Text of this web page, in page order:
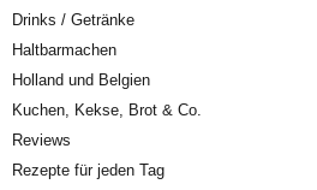
Drinks / Getränke
Haltbarmachen
Holland und Belgien
Kuchen, Kekse, Brot & Co.
Reviews
Rezepte für jeden Tag